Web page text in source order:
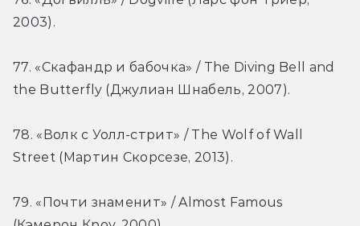
2003).
77. «Скафандр и бабочка» / The Diving Bell and
the Butterfly (Джулиан Шнабель, 2007).
78. «Волк с Уолл-стрит» / The Wolf of Wall
Street (Мартин Скорсезе, 2013).
79. «Почти знаменит» / Almost Famous